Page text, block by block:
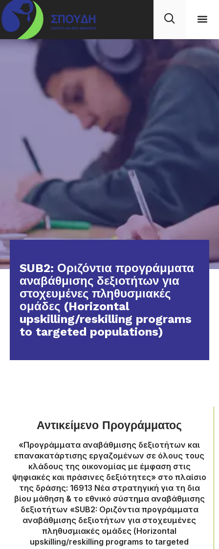
SUB2: Οριζόντια προγράμματα
αναβάθμισης δεξιοτήτων για
στοχευμένες πληθυσμιακές
ομάδες (Horizontal
upskilling/reskilling programs
to targeted populations)
Αντικείμενο Προγράμματος
«Προγράμματα αναβάθμισης δεξιοτήτων και
επανακατάρτισης εργαζομένων σε όλους τους
κλάδους της οικονομίας με έμφαση στις
ψηφιακές και πράσινες δεξιότητες» στο πλαίσιο
της δράσης: 16913 Νέα στρατηγική για τη δια
βίου μάθηση & το εθνικό σύστημα αναβάθμισης
δεξιοτήτων «SUB2: Οριζόντια προγράμματα
αναβάθμισης δεξιοτήτων για στοχευμένες
πληθυσμιακές ομάδες (Horizontal
upskilling/reskilling programs to targeted